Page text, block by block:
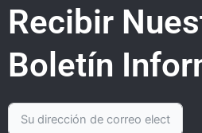
Recibir
Boletín